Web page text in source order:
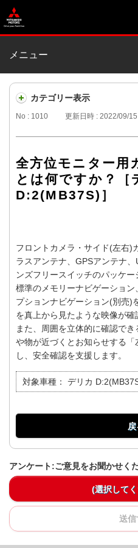
メニュー
カテゴリー表示
No : 1010 更新日時 : 2022/09/
全方位モニター用
とは何ですか？［
D:2(MB37S)］
フロントカメラ・サイド(左右)
ラスアンテナ、GPSアンテナ
ンズフリースイッチのパッケー
標準のメモリーナビゲーショ
プションナビゲーション(別売)
を真上から見たような映像が確
また、周囲を立体的に確認で
や物が近づくとお知らせする
し、安全確認を支援します。
対象車種： デリカ
アンケート:ご意見をお聞かせく
(選択して
送信